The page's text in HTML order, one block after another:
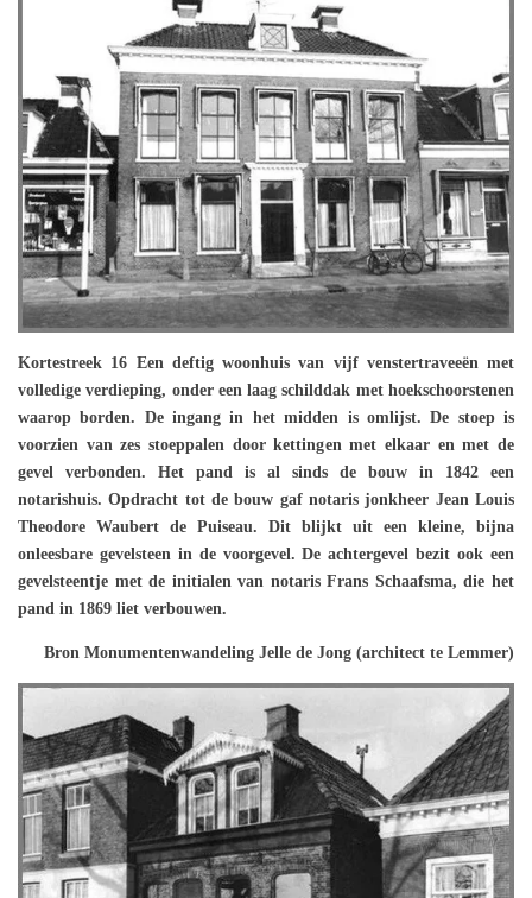
Kortestreek 16 Een deftig woonhuis van vijf venstertraveeën met
volledige verdieping, onder een laag schilddak met hoekschoorstenen
waarop borden. De ingang in het midden is omlijst. De stoep is
voorzien van zes stoeppalen door kettingen met elkaar en met de
gevel verbonden. Het pand is al sinds de bouw in 1842 een
notarishuis. Opdracht tot de bouw gaf notaris jonkheer Jean Louis
Theodore Waubert de Puiseau. Dit blijkt uit een kleine, bijna
onleesbare gevelsteen in de voorgevel. De achtergevel bezit ook een
gevelsteentje met de initialen van notaris Frans Schaafsma, die het
pand in 1869 liet verbouwen.
Bron Monumentenwandeling Jelle de Jong (architect te Lemmer)